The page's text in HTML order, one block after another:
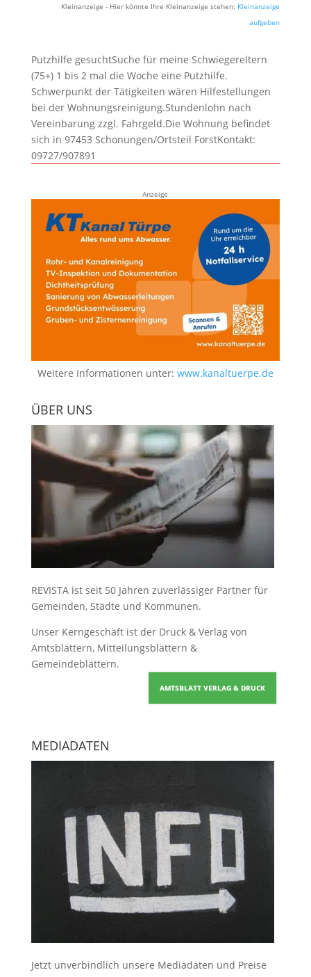
Kleinanzeige - Hier könnte Ihre Kleinanzeige stehen: Kleinanzeige
aufgeben
Putzhilfe gesuchtSuche für meine Schwiegereltern
(75+) 1 bis 2 mal die Woche eine Putzhilfe.
Schwerpunkt der Tätigkeiten wären Hilfestellungen
bei der Wohnungsreinigung.Stundenlohn nach
Vereinbarung zzgl. Fahrgeld.Die Wohnung befindet
sich in 97453 Schonungen/Ortsteil ForstKontakt:
09727/907891
Anzeige
Weitere Informationen unter: www.kanaltuerpe.de
ÜBER UNS
REVISTA ist seit 50 Jahren zuverlässiger Partner für
Gemeinden, Städte und Kommunen.
Unser Kerngeschäft ist der Druck & Verlag von
Amtsblättern, Mitteilungsblättern &
Gemeindeblättern.
AMTSBLATT VERLAG & DRUCK
MEDIADATEN
Jetzt unverbindlich unsere Mediadaten und Preise